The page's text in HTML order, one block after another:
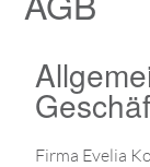
Firma Evelia